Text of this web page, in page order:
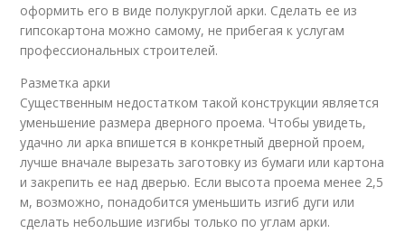
оформить его в виде полукруглой арки. Сделать ее из
гипсокартона можно самому, не прибегая к услугам
профессиональных строителей.
Разметка арки
Существенным недостатком такой конструкции является
уменьшение размера дверного проема. Чтобы увидеть,
удачно ли арка впишется в конкретный дверной проем,
лучше вначале вырезать заготовку из бумаги или картона
и закрепить ее над дверью. Если высота проема менее 2,5
м, возможно, понадобится уменьшить изгиб дуги или
сделать небольшие изгибы только по углам арки.